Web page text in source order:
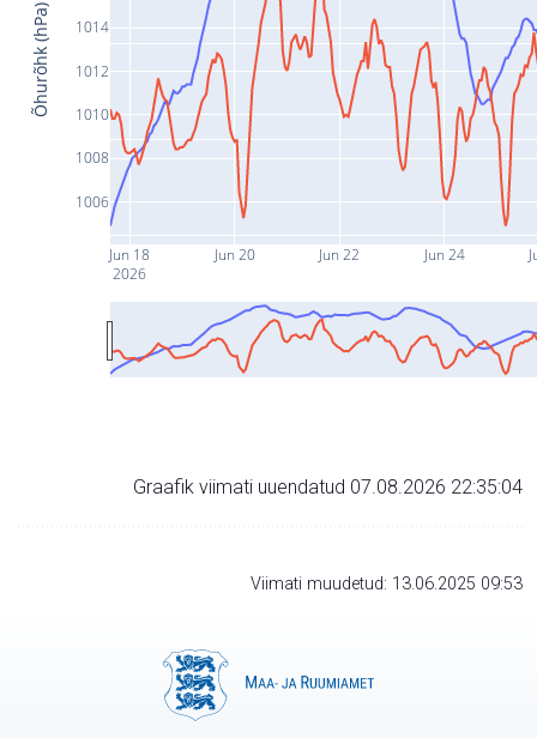
Jun 18
2026
Jun 20 Jun 22 Jun 24
1006
1008
1010
1012
1014
Õhurõhk (hPa)
Graafik viimati uuendatud 07.08.2026 22:35:04
Viimati muudetud: 13.06.2025 09:53